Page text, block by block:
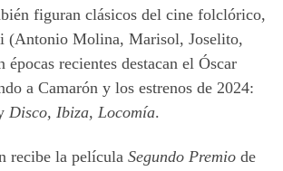
figuran clásicos del cine folclórico,
(Antonio Molina, Marisol, Joselito,
recientes destacan el Óscar
a Camarón y los estrenos de 2024:
Disco, Ibiza, Locomía.
recibe la película Segundo Premio de